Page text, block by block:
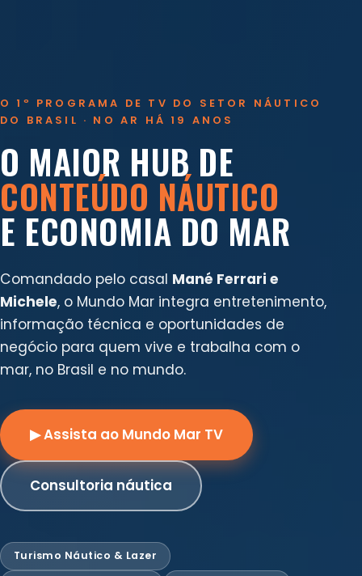
O 1º PROGRAMA DE TV DO SETOR NÁUTICO
DO BRASIL · NO AR HÁ 19 ANOS
O MAIOR HUB DE
CONTEÚDO NÁUTICO
E ECONOMIA DO MAR
Comandado pelo casal Mané Ferrari e
Michele, o Mundo Mar integra entretenimento,
informação técnica e oportunidades de
negócio para quem vive e trabalha com o
mar, no Brasil e no mundo.
▶ Assista ao Mundo Mar TV
Consultoria náutica
Turismo Náutico & Lazer